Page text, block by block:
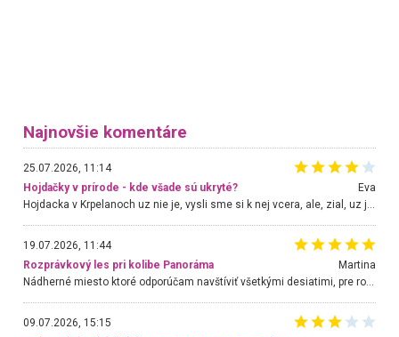
Najnovšie komentáre
25.07.2026, 11:14
Hojdačky v prírode - kde všade sú ukryté?
Eva
Hojdacka v Krpelanoch uz nie je, vysli sme si k nej vcera, ale, zial, uz je znicena. Ak sem planujete cestu len kvoli hojdacke, mozete si ju usetrit. Krasny vyhlad je tu vsak aj bez hojdacky :-)
19.07.2026, 11:44
Rozprávkový les pri kolibe Panoráma
Martina
Nádherné miesto ktoré odporúčam navštíviť všetkými desiatimi, pre rodiny s deťmi, dôchodcom... Proste a jednoducho ozaj rozprávkový les.. určite ešte prídeme. Odniesli sme si na pamiatku krásne tričká,
09.07.2026, 15:15